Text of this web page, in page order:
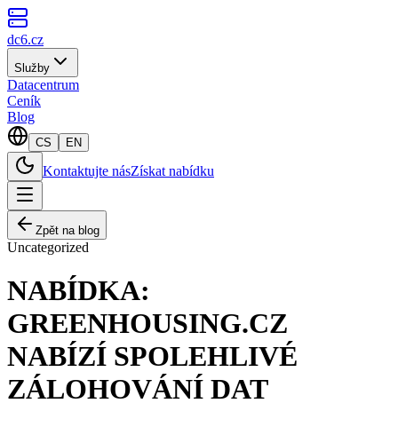
dc6.cz
Služby
Datacentrum
Ceník
Blog
CS EN
Kontaktujte násZískat nabídku
Zpět na blog
Uncategorized
NABÍDKA:
GREENHOUSING.CZ
NABÍZÍ SPOLEHLIVÉ
ZÁLOHOVÁNÍ DAT